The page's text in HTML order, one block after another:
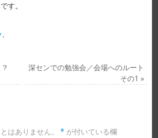
す。
.
深センでの勉強会／会場へのルート
その1»
はありません。 * が付いている欄